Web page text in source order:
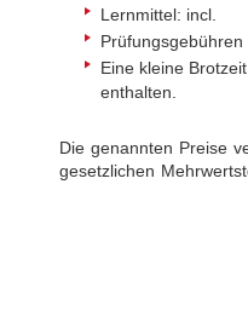
Lernmittel: incl.
Eine kleine
enthalten.
Die genannten Preise
gesetzlichen